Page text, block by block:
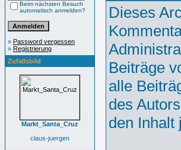
Beim nächsten Besuch
automatisch anmelden?
» Password vergessen
» Registrierung
Zufallsbild
Markt_Santa_Cruz
claus-juergen
Dieses
Beiträge
alle
des
den Inhalt